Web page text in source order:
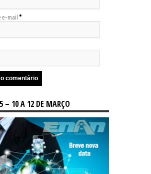
e-mail *
– 10 A 12 DE MARÇO